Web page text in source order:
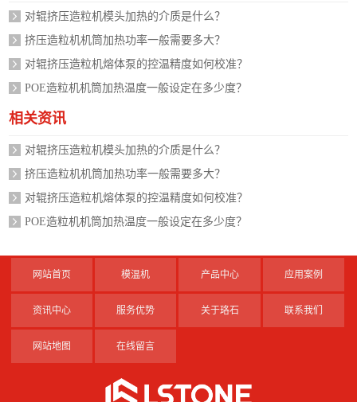
对辊挤压造粒机模头加热的介质是什么？
挤压造粒机机筒加热功率一般需要多大？
对辊挤压造粒机熔体泵的控温精度如何校准？
POE造粒机机筒加热温度一般设定在多少度？
相关资讯
对辊挤压造粒机模头加热的介质是什么？
挤压造粒机机筒加热功率一般需要多大？
对辊挤压造粒机熔体泵的控温精度如何校准？
POE造粒机机筒加热温度一般设定在多少度？
网站首页 模温机 产品中心 应用案例
资讯中心 服务优势 关于珞石 联系我们
网站地图 在线留言